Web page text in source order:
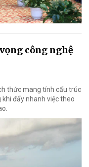
công nghệ
thức mang tính cấu trúc
đẩy nhanh việc theo